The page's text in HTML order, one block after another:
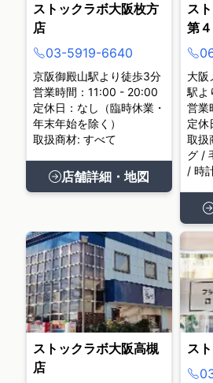
ストックラボ大阪枚方
店
03-5919-6640
京阪御殿山駅より徒歩3分
営業時間：11:00 - 20:00
定休日：なし（臨時休業・
年末年始を除く）
取扱商材: すべて
店舗詳細・地図
ス
第
大阪
駅よ
営業
定休
取扱
グ /
/ 時
ストックラボ大阪高槻
店
ス